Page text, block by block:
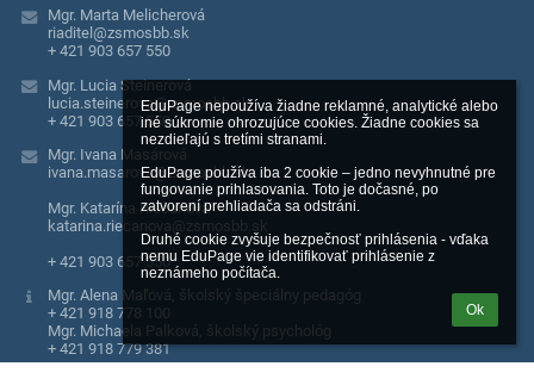
EduPage nepoužíva žiadne reklamné, analytické alebo
iné súkromie ohrozujúce cookies. Žiadne cookies sa
nezdieľajú s tretími stranami.
EduPage používa iba 2 cookie – jedno nevyhnutné pre
fungovanie prihlasovania. Toto je dočasné, po
zatvorení prehliadača sa odstráni.
Druhé cookie zvyšuje bezpečnosť prihlásenia - vďaka
nemu EduPage vie identifikovať prihlásenie z
neznámeho počítača.
Ok
Mgr. Marta Melicherová
riaditel@zsmosbb.sk
+ 421 903 657 550
Mgr. Lucia Steinerová
lucia.steinerova@zsmosbb.sk
+ 421 903 657 550
Mgr. Ivana Masárová
ivana.masarova@zsmosbb.sk
Mgr. Katarína Riečanová
katarina.riecanova@zsmosbb.sk
+ 421 903 657 550
Mgr. Alena Maľová, školský špeciálny pedagóg
+ 421 918 778 100
Mgr. Michaela Palková, školský psychológ
+ 421 918 779 381